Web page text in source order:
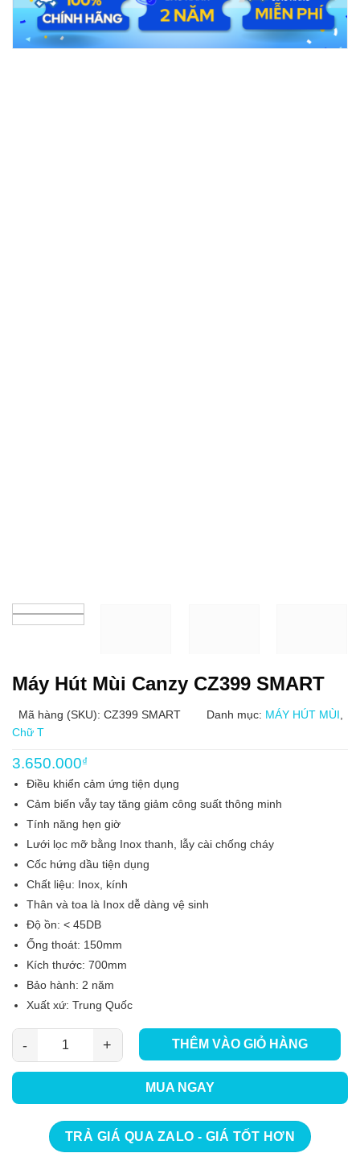
Máy Hút Mùi Canzy CZ399 SMART
Mã hàng (SKU): CZ399 SMART Danh mục: MÁY HÚT MÙI
Chữ T
3.650.000₫
Điều khiển cảm ứng tiện dụng
Cảm biến vẫy tay tăng giảm công suất thông minh
Tính năng hẹn giờ
Lưới lọc mỡ bằng Inox thanh, lẫy cài chống cháy
Cốc hứng dầu tiện dụng
Chất liệu: Inox, kính
Thân và toa là Inox dễ dàng vệ sinh
Độ ồn: < 45DB
Ống thoát: 150mm
Kích thước: 700mm
Bảo hành: 2 năm
Xuất xứ: Trung Quốc
Máy Hút Mùi Canzy CZ399 SMART số lượng
THÊM VÀO GIỎ HÀNG
MUA NGAY
TRẢ GIÁ QUA ZALO - GIÁ TỐT HƠN